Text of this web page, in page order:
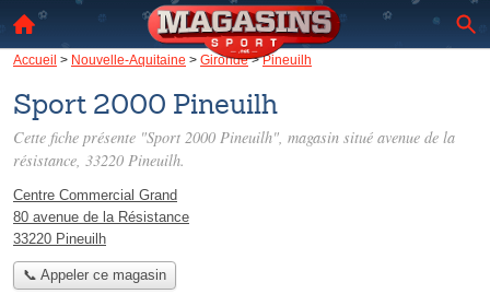
Accueil > Nouvelle-Aquitaine > Gironde>Pineuilh
Sport 2000 Pineuilh
Cette fiche présente "Sport 2000 Pineuilh", magasin situé avenue de la
résistance, 33220 Pineuilh.
Centre Commercial Grand
80 avenue de la Résistance
33220 Pineuilh
📞 Appeler ce magasin